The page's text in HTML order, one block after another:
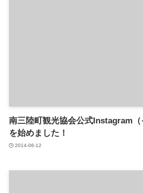
南三陸町観光協会公式Instagram（
を始めました！
2014-06-12